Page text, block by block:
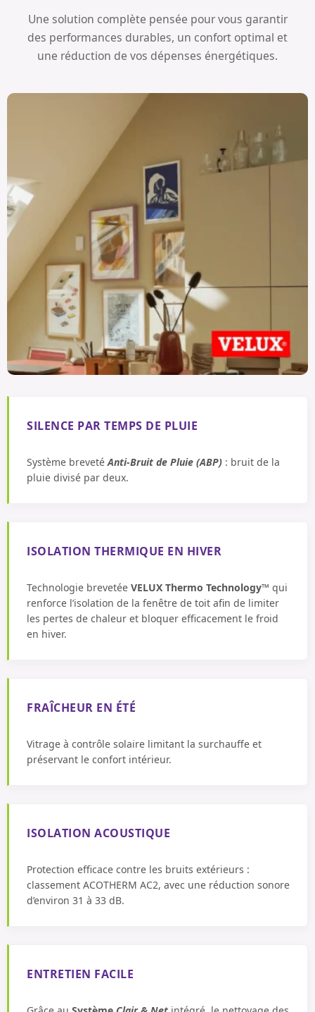
Une solution complète pensée pour vous garantir
des performances durables, un confort optimal et
une réduction de vos dépenses énergétiques.
SILENCE PAR TEMPS DE PLUIE
Système brevetéAnti-Bruit de Pluie (ABP) : bruit de la
pluie divisé par deux.
ISOLATION THERMIQUE EN HIVER
Technologie brevetée VELUX Thermo Technology™ qui
renforce l’isolation de la fenêtre de toit afin de limiter
les pertes de chaleur et bloquer efficacement le froid
en hiver.
FRAÎCHEUR EN ÉTÉ
Vitrage à contrôle solaire limitant la surchauffe et
préservant le confort intérieur.
ISOLATION ACOUSTIQUE
Protection efficace contre les bruits extérieurs :
classement ACOTHERM AC2, avec une réduction sonore
d’environ 31 à 33 dB.
ENTRETIEN FACILE